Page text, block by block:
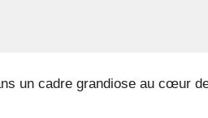
un cadre grandiose au cœur